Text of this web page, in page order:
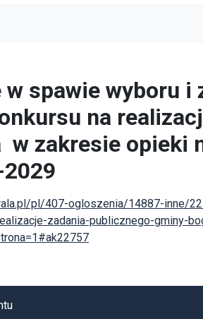
w spawie wyboru
na
w zakresie opieki
pl/407-ogloszenia/14887-inne/
zadania-publicznego-gminy-